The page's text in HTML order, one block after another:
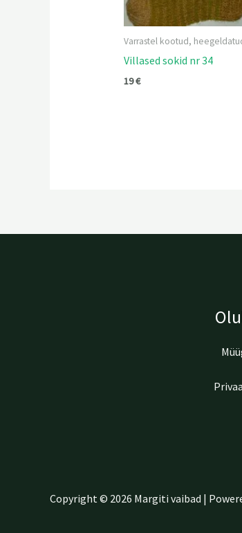
Varrastel kootud,
Villased sokid nr 34
19€
Copyright © 2026 Margiti vaibad |